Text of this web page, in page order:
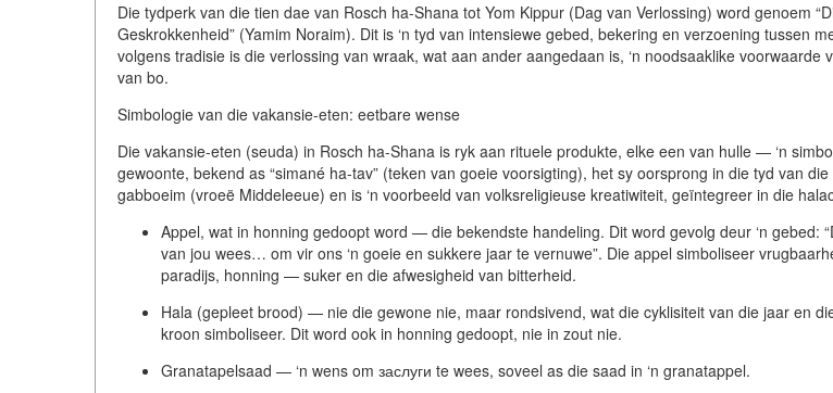
Die tydperk van die tien dae van Rosch ha-Shana tot Yom Kippur (Dag van Verlossing) word genoem
Geskrokkenheid” (Yamim Noraim). Dit is ‘n tyd van intensiewe gebed, bekering en verzoening tussen
volgens tradisie is die verlossing van wraak, wat aan ander aangedaan is, ‘n noodsaaklike voorwaarde
van bo.
Simbologie van die vakansie-eten: eetbare wense
Die vakansie-eten (seuda) in Rosch ha-Shana is ryk aan rituele produkte, elke een van hulle — ‘n
gewoonte, bekend as “simané ha-tav” (teken van goeie voorsigting), het sy oorsprong in die tyd van
gabboeim (vroeë Middeleeue) en is ‘n voorbeeld van volksreligieuse kreatiwiteit, geïntegreer in die
Appel, wat in honning gedoopt word — die bekendste handeling. Dit word gevolg deur ‘n gebed:
van jou wees… om vir ons ‘n goeie en sukkere jaar te vernuwe”. Die appel simboliseer
paradijs, honning — suker en die afwesigheid van bitterheid.
Hala (gepleet brood) — nie die gewone nie, maar rondsivend, wat die cyklisiteit van die jaar en
kroon simboliseer. Dit word ook in honning gedoopt, nie in zout nie.
Granatapelsaad — ‘n wens om заслуги te wees, soveel as die saad in ‘n granatappel.